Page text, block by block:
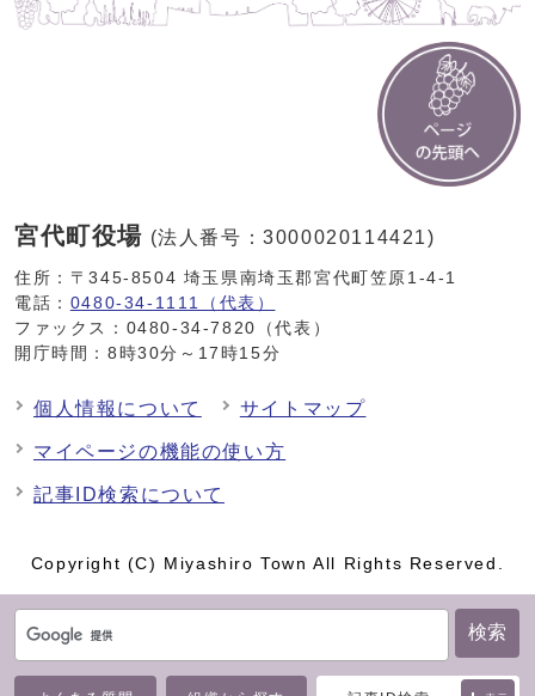
検索
宮代町役場 (法人番号：3000020114421)
住所：〒345-8504 埼玉県南埼玉郡宮代町笠原1-4-1
電話： 0480-34-1111（代表）
ファックス：0480-34-7820（代表）
開庁時間：8時30分～17時15分
個人情報について サイトマップ
マイページの機能の使い方
記事ID検索について
Copyright (C) Miyashiro Town All Rights Reserved.